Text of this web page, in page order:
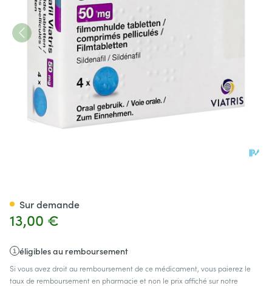
13,00 €
éligibles au remboursement
Si vous avez droit au remboursement de ce médicament, vous paierez le
taux de remboursement en pharmacie et non le prix affiché sur notre
Sur demande